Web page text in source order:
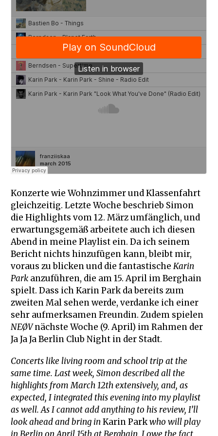
Konzerte wie Wohnzimmer und Klassenfahrt
gleichzeitig. Letzte Woche beschrieb Simon
die Highlights vom 12. März umfänglich, und
erwartungsgemäß arbeitete auch ich diesen
Abend in meine Playlist ein. Da ich seinem
Bericht nichts hinzufügen kann, bleibt mir,
voraus zu blicken und die fantastischeKarin
Park anzuführen, die am 15. April im Berghain
spielt. Dass ich Karin Park da bereits zum
zweiten Mal sehen werde, verdanke ich einer
sehr aufmerksamen Freundin. Zudem spielen
NEØVnächste Woche (9. April) im Rahmen der
Ja Ja Ja Berlin Club Night in der Stadt.
Concerts like living room and school trip at the
same time. Last week, Simon described all the
highlights from March 12th extensively, and, as
expected, I integrated this evening into my playlist
as well. As I cannot add anything to his review, I’ll
look ahead and bring inKarin Parkwho will play